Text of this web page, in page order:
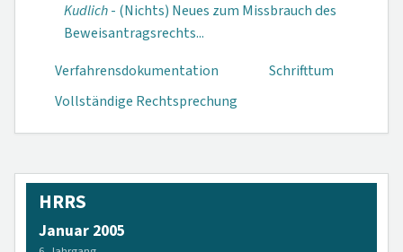
Kudlich- (Nichts) Neues zum Miss­brauch des
Be­weisantrags­rechts...
Verfahrensdokumen­tation
Schrifttum
Vollständige Rechtsprechung
HRRS
Januar 2005